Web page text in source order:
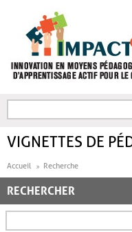
FORMULAIRE DE
VIGNETTES DE
Accueil Recherche
RECHERCHER